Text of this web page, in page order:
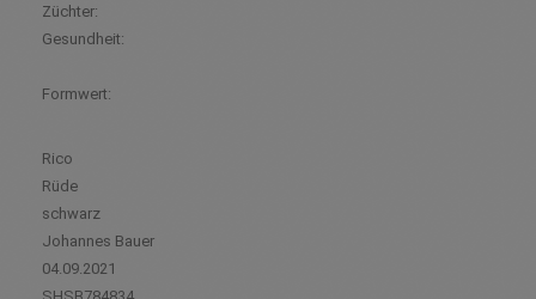
Züchter:
Gesundheit:
Formwert:
Rico
Rüde
schwarz
Johannes Bauer
04.09.2021